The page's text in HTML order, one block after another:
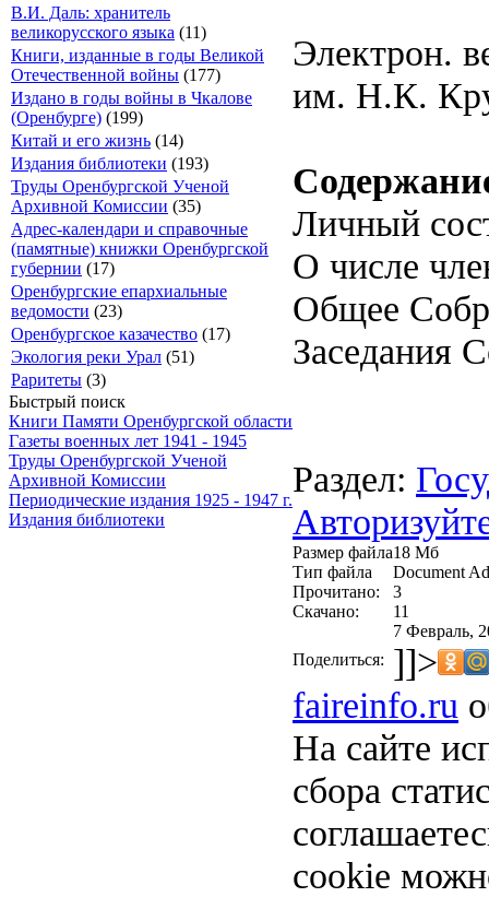
В.И. Даль: хранитель
великорусского языка (11)
Книги, изданные в годы Великой
Отечественной войны (177)
Издано в годы войны в Чкалове
(Оренбурге) (199)
Китай и его жизнь (14)
Издания библиотеки (193)
Труды Оренбургской Ученой
Архивной Комиссии (35)
Адрес-календари и справочные
(памятные) книжки Оренбургской
губернии (17)
Оренбургские епархиальные
ведомости (23)
Оренбургское казачество (17)
Экология реки Урал (51)
Раритеты (3)
Быстрый поиск
Книги Памяти Оренбургской области
Газеты военных лет 1941 - 1945
Труды Оренбургской Ученой
Архивной Комиссии
Периодические издания 1925 - 1947 г.
Издания библиотеки
Электрон.
им. Н.К.
Личный
О числе
Общее
Заседания
Раздел:
Размер файла18 Мб
Тип файла
Document
Прочитано:
3
Скачано:
11
7 Февраль,
Поделиться: ]]>
faireinfo.ru
На сайте
сбора
cookie